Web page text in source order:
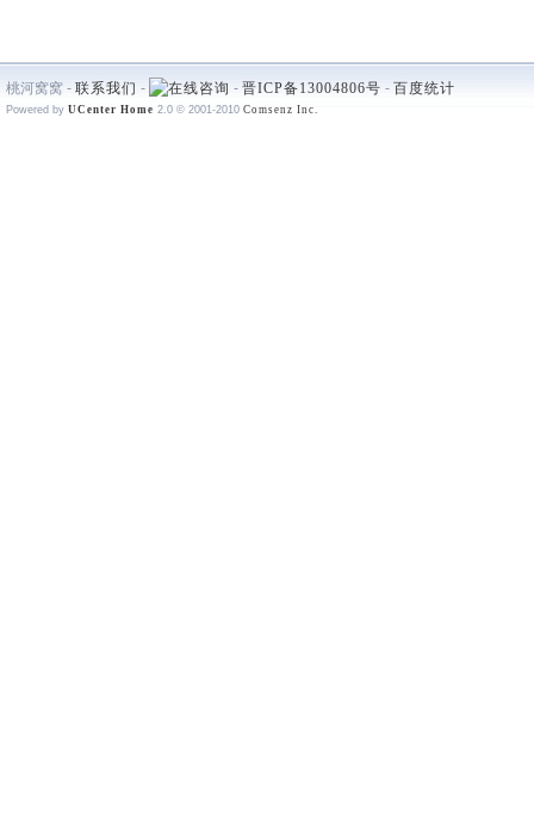
桃河窝窝 - 联系我们 - - 晋ICP备13004806号 - 百度统计
Powered by UCenter Home 2.0 © 2001-2010 Comsenz Inc.